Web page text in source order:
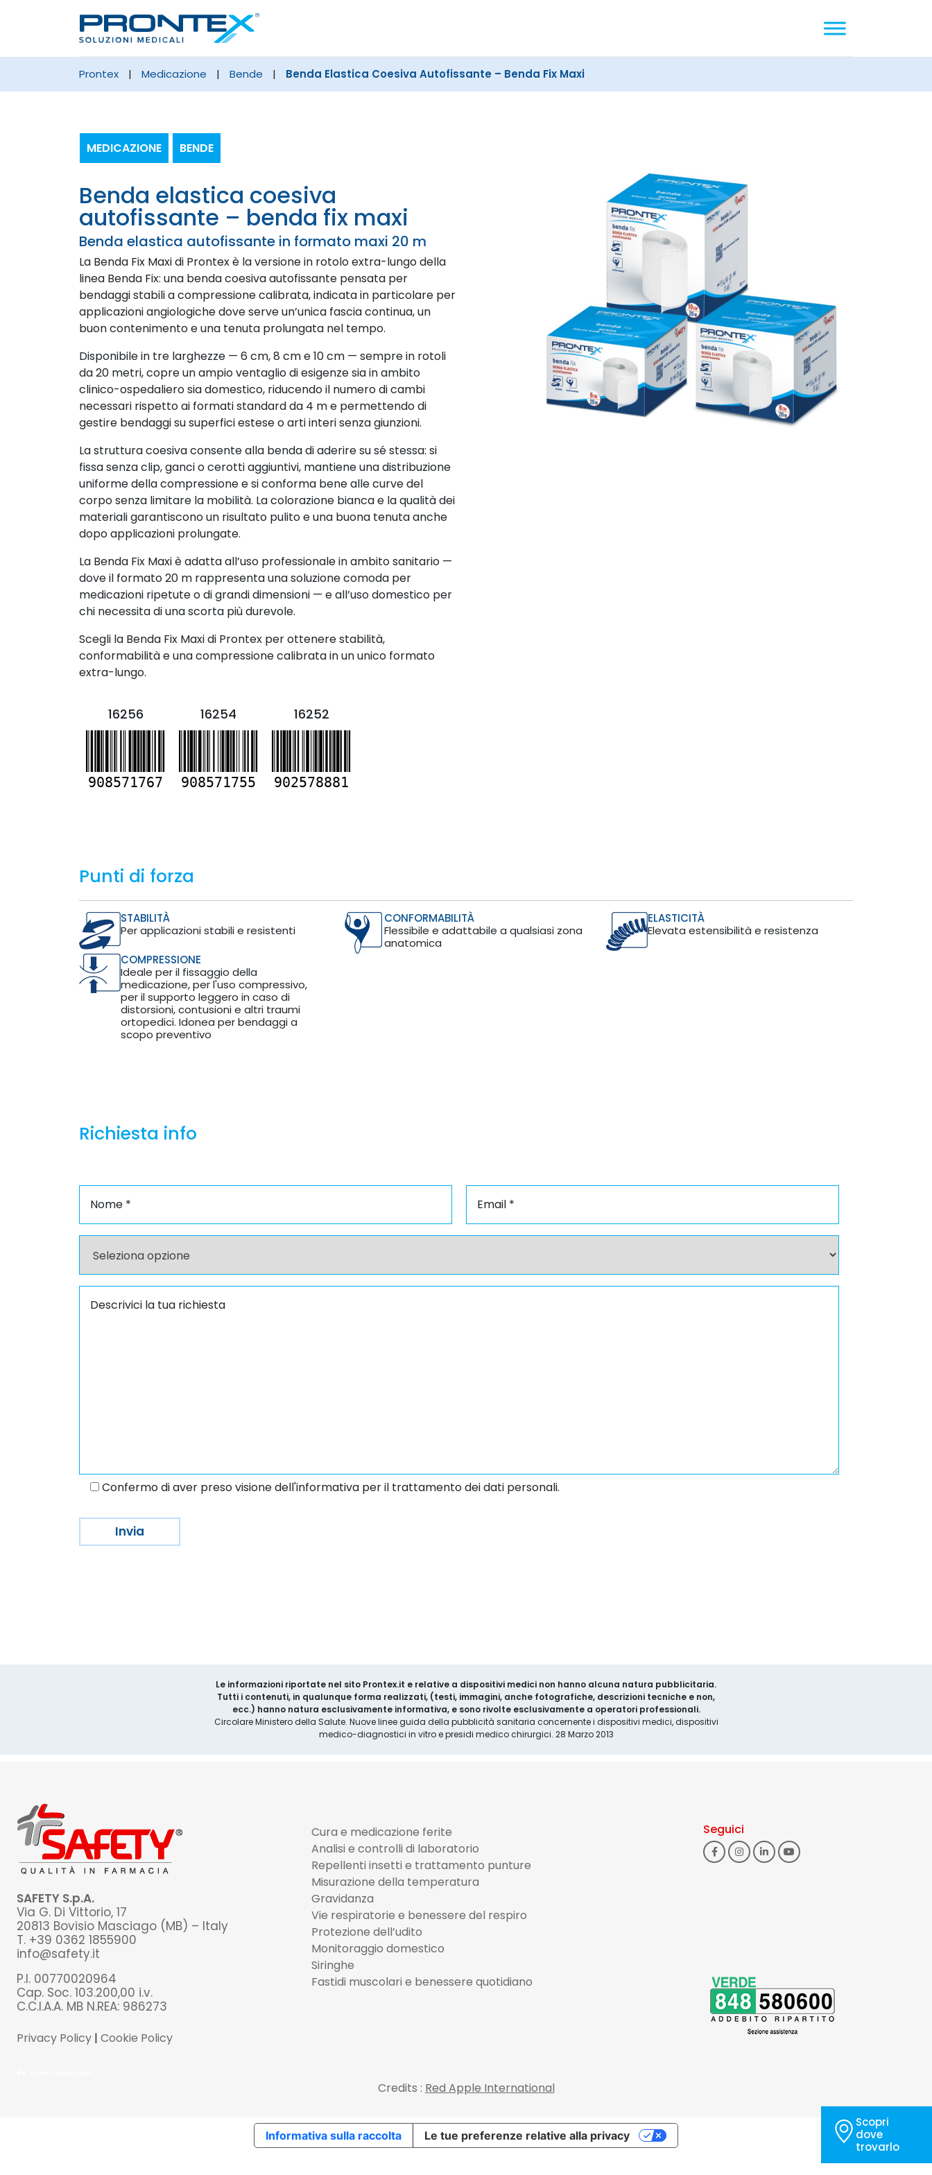
sito
prontex | medicazione | bende | Benda Elastica Coesiva Autofissante – Benda Fix Maxi
MEDICAZIONE BENDE
benda elastica coesiva
autofissante – benda fix maxi
Benda elastica autofissante in formato maxi 20 m
La Benda Fix Maxi di Prontex è la versione in rotolo extra-lungo della
linea Benda Fix: una benda coesiva autofissante pensata per
bendaggi stabili a compressione calibrata, indicata in particolare per
applicazioni angiologiche dove serve un’unica fascia continua, un
buon contenimento e una tenuta prolungata nel tempo.
Disponibile in tre larghezze — 6 cm, 8 cm e 10 cm — sempre in rotoli
da 20 metri, copre un ampio ventaglio di esigenze sia in ambito
clinico-ospedaliero sia domestico, riducendo il numero di cambi
necessari rispetto ai formati standard da 4 m e permettendo di
gestire bendaggi su superfici estese o arti interi senza giunzioni.
La struttura coesiva consente alla benda di aderire su sé stessa: si
fissa senza clip, ganci o cerotti aggiuntivi, mantiene una distribuzione
uniforme della compressione e si conforma bene alle curve del
corpo senza limitare la mobilità. La colorazione bianca e la qualità dei
materiali garantiscono un risultato pulito e una buona tenuta anche
dopo applicazioni prolungate.
La Benda Fix Maxi è adatta all’uso professionale in ambito sanitario —
dove il formato 20 m rappresenta una soluzione comoda per
medicazioni ripetute o di grandi dimensioni — e all’uso domestico per
chi necessita di una scorta più durevole.
Scegli la Benda Fix Maxi di Prontex per ottenere stabilità,
conformabilità e una compressione calibrata in un unico formato
extra-lungo.
16256
908571767
16254
908571755
16252
902578881
Punti di forza
STABILITÀ
Per applicazioni stabili e resistenti
CONFORMABILITÀ
Flessibile e adattabile a qualsiasi zona
anatomica
ELASTICITÀ
Elevata estensibilità e resistenza
COMPRESSIONE
Ideale per il fissaggio della
medicazione, per l'uso compressivo,
per il supporto leggero in caso di
distorsioni, contusioni e altri traumi
ortopedici. Idonea per bendaggi a
scopo preventivo
Richiesta info
Confermo di aver preso visione dell'informativa per il trattamento dei dati personali.
Scopri
dove
trovarlo
Le informazioni riportate nel sito Prontex.it e relative a dispositivi medici non hanno alcuna natura pubblicitaria.
Tutti i contenuti, in qualunque forma realizzati, (testi, immagini, anche fotografiche, descrizioni tecniche e non,
ecc.) hanno natura esclusivamente informativa, e sono rivolte esclusivamente a operatori professionali.
Circolare Ministero della Salute. Nuove linee guida della pubblicità sanitaria concernente i dispositivi medici, dispositivi
medico-diagnostici in vitro e presidi medico chirurgici. 28 Marzo 2013
SAFETY S.p.A.
Via G. Di Vittorio, 17
20813 Bovisio Masciago (MB) – Italy
T. +39 0362 1855900
info@safety.it
P.I. 00770020964
Cap. Soc. 103.200,00 i.v.
C.C.I.A.A. MB N.REA: 986273
Privacy Policy | Cookie Policy
Cura e medicazione ferite
Analisi e controlli di laboratorio
Repellenti insetti e trattamento punture
Misurazione della temperatura
Gravidanza
Vie respiratorie e benessere del respiro
Protezione dell’udito
Monitoraggio domestico
Siringhe
Fastidi muscolari e benessere quotidiano
Seguici
Credits : Red Apple International
Informativa sulla raccolta Le tue preferenze relative alla privacy